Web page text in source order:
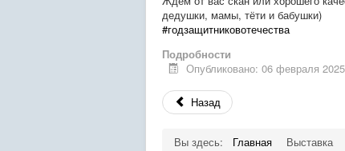
дедушки, мамы, тёти и бабушки)
#годзащитниковотечества
Подробности
Опубликовано: 06 февраля 2025
Назад
Вы здесь: Главная Выставка